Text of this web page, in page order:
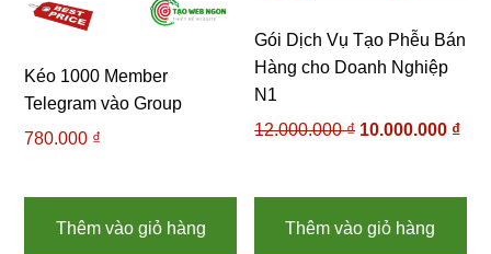
Kéo 1000 Member
Telegram vào Group
780.000 ₫
Thêm vào giỏ hàng
Gói Dịch Vụ Tạo Phễu Bán
Hàng cho Doanh Nghiệp
N1
12.000.000₫ Giá
10.000.000 ₫
Thêm vào giỏ hàng